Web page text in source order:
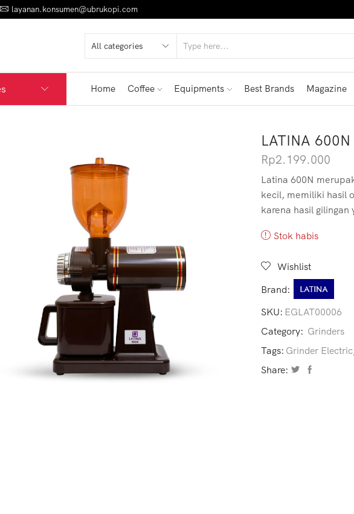
layanan.konsumen@ubrukopi.com
Home Coffee Equipments Best Brands Magazine
LATINA
Rp2.199.000
Latina 600N
kecil, memiliki hasil
karena hasil gilingan
Stok habis
Wishlist
Brand:
SKU: EGLAT00006
Category: Grinders
Tags: Grinder Electric
Share: